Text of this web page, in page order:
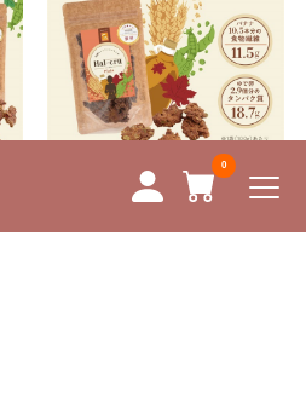
ページTOPへ